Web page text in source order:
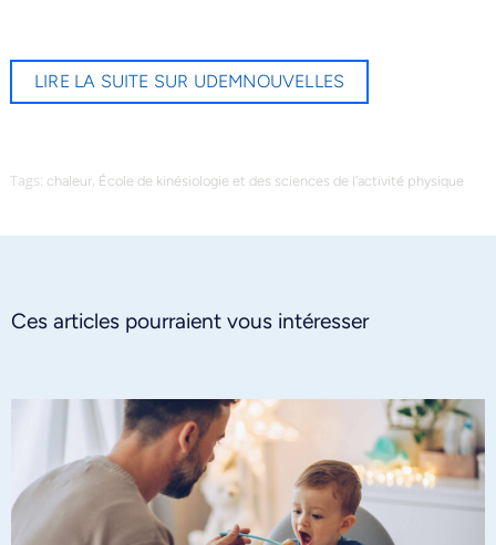
LIRE LA SUITE SUR UDEMNOUVELLES
Tags: chaleur, École de kinésiologie et des sciences de l’activité physique
Ces articles pourraient vous intéresser